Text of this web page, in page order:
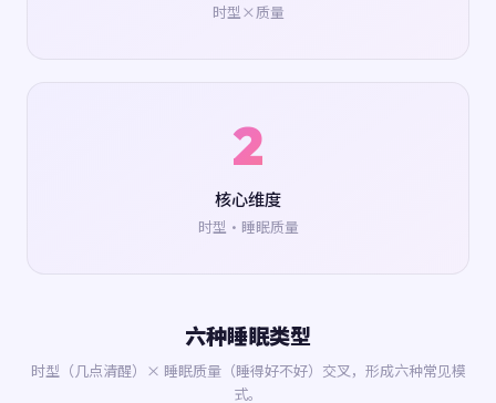
时型×质量
2
核心维度
时型·睡眠质量
六种睡眠类型
时型（几点清醒）× 睡眠质量（睡得好不好）交叉，形成六种常见模
式。